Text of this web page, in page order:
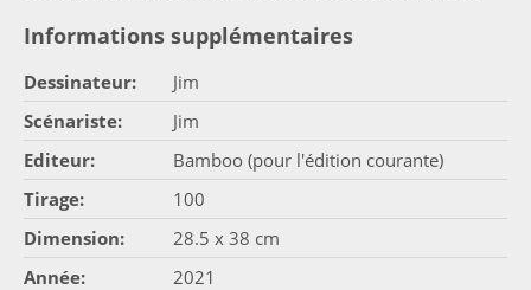
Informations supplémentaires
Dessinateur:
Jim
Scénariste:
Jim
Editeur:
Bamboo (pour l'édition courante)
Tirage:
100
Dimension:
28.5 x 38 cm
Année:
2021